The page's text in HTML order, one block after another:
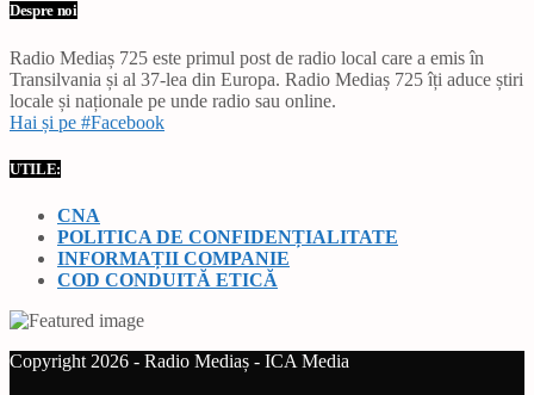
Despre noi
Radio Mediaș 725 este primul post de radio local care a emis în
Transilvania și al 37-lea din Europa. Radio Mediaș 725 îți aduce știri
locale și naționale pe unde radio sau online.
Hai și pe #Facebook
UTILE:
CNA
POLITICA DE CONFIDENȚIALITATE
INFORMAȚII COMPANIE
COD CONDUITĂ ETICĂ
Copyright 2026 - Radio Mediaș - ICA Media